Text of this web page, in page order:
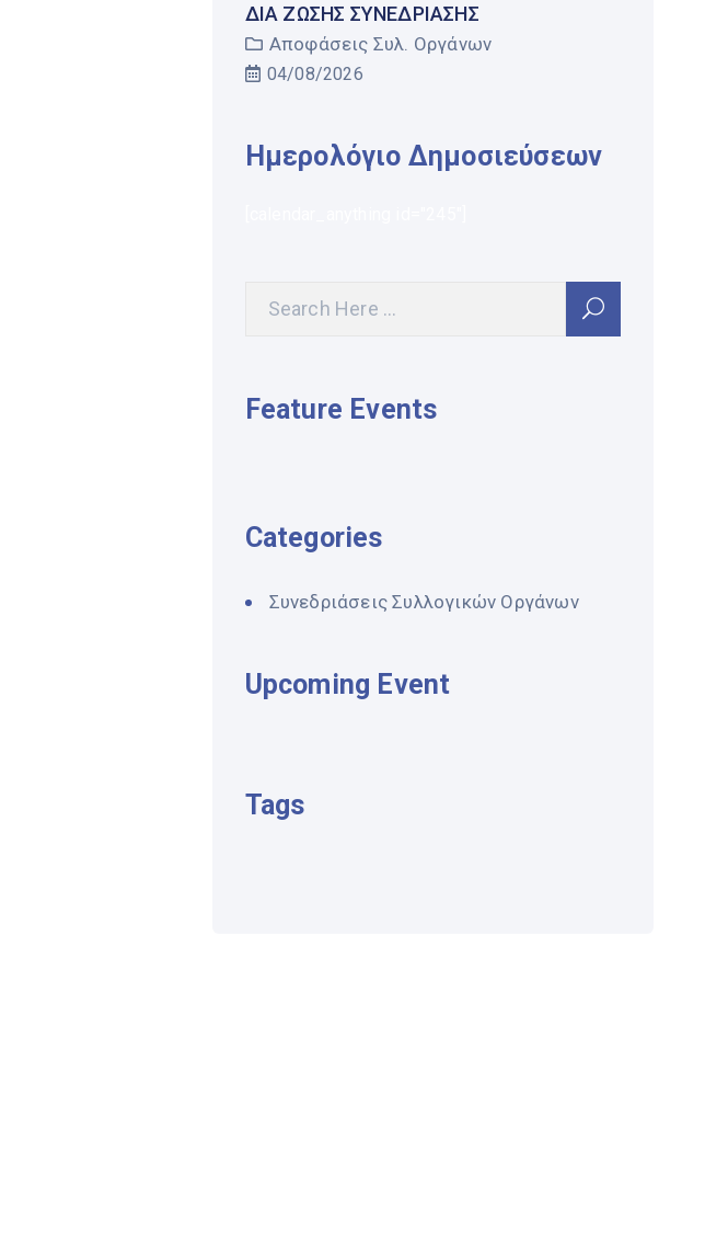
ΔΙΑ ΖΏΣΗΣ ΣΥΝΕΔΡΊΑΣΗΣ
Αποφάσεις Συλ. Οργάνων
04/08/2026
Ημερολόγιο Δημοσιεύσεων
Feature Events
Categories
Συνεδριάσεις Συλλογικών Οργάνων
Upcoming Event
Tags